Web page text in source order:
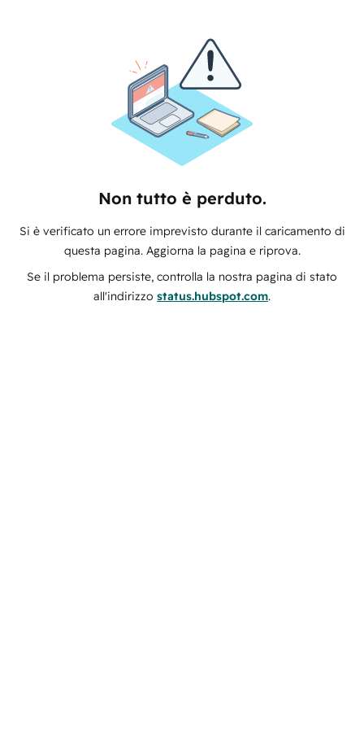
Non tutto è perduto.
Si è verificato un errore imprevisto durante il caricamento di
questa pagina. Aggiorna la pagina e riprova.
Se il problema persiste, controlla la nostra pagina di stato
all'indirizzo status.hubspot.com.